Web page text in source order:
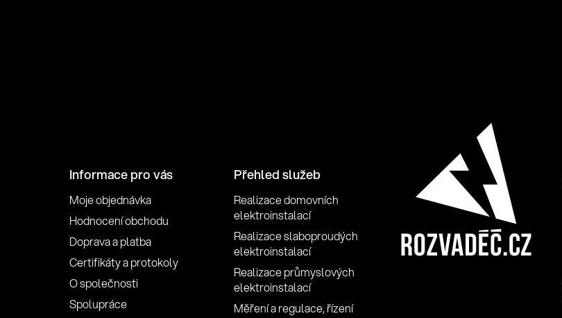
Informace pro vás
Moje objednávka
Hodnocení obchodu
Doprava a platba
Certifikáty a protokoly
O společnosti
Spolupráce
Přehled služeb
Realizace domovních
elektroinstalací
Realizace slaboproudých
elektroinstalací
Realizace průmyslových
elektroinstalací
Měření a regulace, řízení